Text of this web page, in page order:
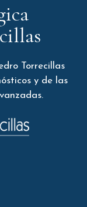
Torrecillas
y de las